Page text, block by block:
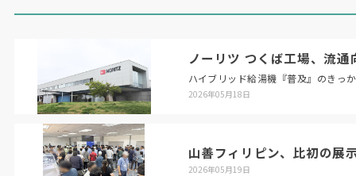
ノーリツ つくば工場、流
ハイブリッド給湯機『普及』のきっ
2026年05月18日
山善フィリピン、比初の展
2026年05月19日